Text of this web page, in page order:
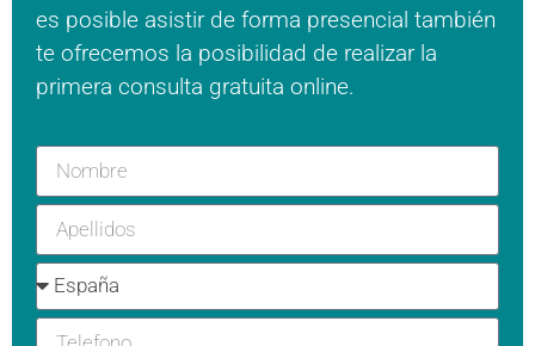
es posible asistir de forma presencial también
te ofrecemos la posibilidad de realizar la
primera consulta gratuita online.